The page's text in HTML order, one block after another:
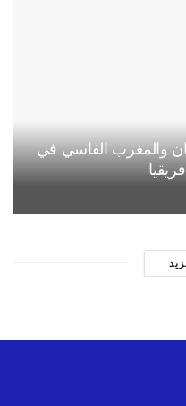
والمغرب الفاسي في